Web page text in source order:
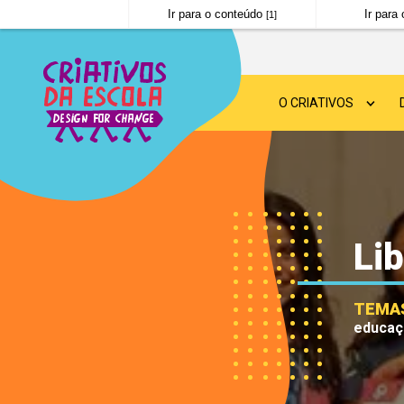
Ir para o conteúdo[1] Ir para
O CRIATIVOS
DESIGN FOR CHANGE
NOTÍCIAS
PERGUNTAS
POLÍTICA DE